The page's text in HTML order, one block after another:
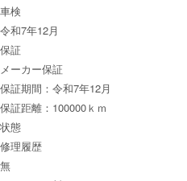
車検
令和7年12月
保証
メーカー保証
保証期間：令和7年12月
保証距離：100000ｋｍ
状態
修理履歴
無